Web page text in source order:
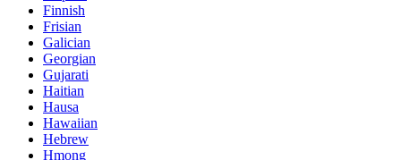
Finnish
Frisian
Galician
Georgian
Gujarati
Haitian
Hausa
Hawaiian
Hebrew
Hmong